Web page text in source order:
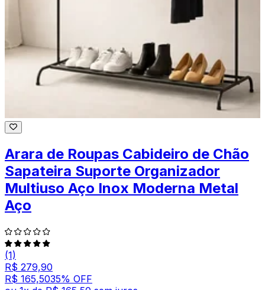
Arara de Roupas Cabideiro de Chão
Sapateira Suporte Organizador
Multiuso Aço Inox Moderna Metal
Aço
(1)
R$ 279,90
R$ 165,5035% OFF